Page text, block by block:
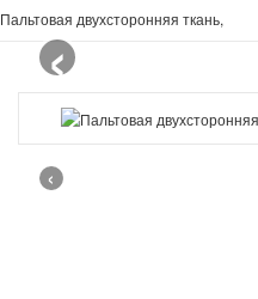
Пальтовая двухсторонняя ткань,
‹
‹